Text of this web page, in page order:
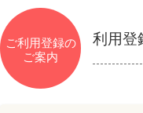
ご利用登録の
ご案内
利用登